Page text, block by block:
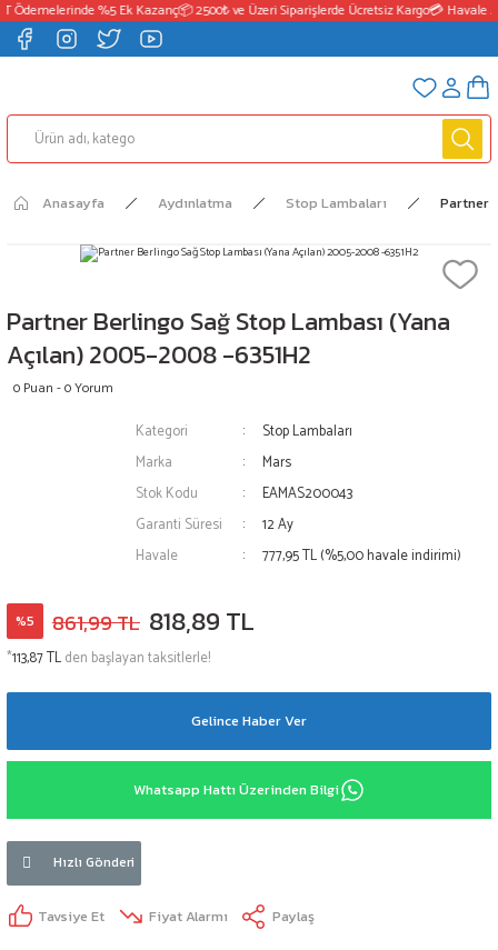
Ödemelerinde %5 Ek Kazanç📦 2500₺ ve Üzeri Siparişlerde Ücretsiz Kargo💳 Havale /
Anasayfa Aydınlatma Stop Lambaları Partner
Partner Berlingo Sağ Stop Lambası (Yana
Açılan) 2005-2008 -6351H2
0 Puan - 0 Yorum
Kategori
Stop Lambaları
Marka
Mars
Stok Kodu
EAMAS200043
Garanti Süresi
12 Ay
Havale
777,95 TL (%5,00 havale indirimi)
%5 861,99 TL 818,89 TL
*113,87 TLden başlayan taksitlerle!
Gelince Haber Ver
Whatsapp Hattı Üzerinden Bilgi
Hızlı Gönderi
Tavsiye Et Fiyat Alarmı Paylaş